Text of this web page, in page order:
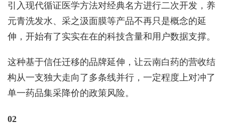
引入现代循证医学方法对经典名方进行二次开发，养
元青洗发水、采之汲面膜等产品不再只是概念的延
伸，开始有了实实在在的科技含量和用户数据支撑。
这种基于信任迁移的品牌延伸，让云南白药的营收结
构从一支独大走向了多条线并行，一定程度上对冲了
单一药品集采降价的政策风险。
02